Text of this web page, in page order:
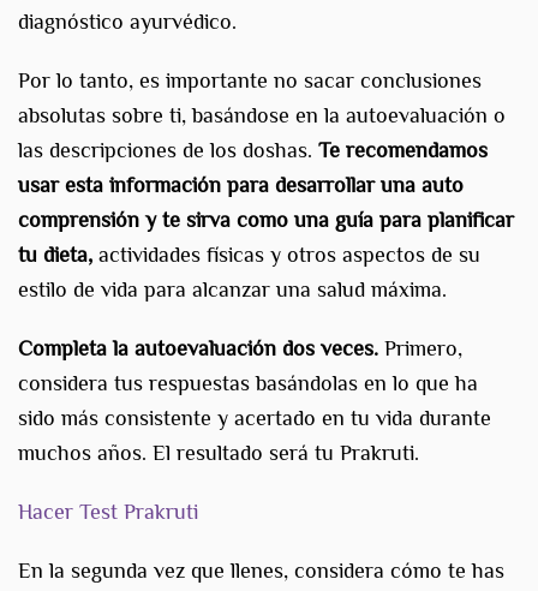
diagnóstico ayurvédico.
Por lo tanto, es importante no sacar conclusiones
absolutas sobre ti, basándose en la autoevaluación o
las descripciones de los doshas. Te recomendamos
usar esta información para desarrollar una auto
comprensión y te sirva como una guía para planificar
tu dieta, actividades físicas y otros aspectos de su
estilo de vida para alcanzar una salud máxima.
Completa la autoevaluación dos veces. Primero,
considera tus respuestas basándolas en lo que ha
sido más consistente y acertado en tu vida durante
muchos años. El resultado será tu Prakruti.
Hacer Test Prakruti
En la segunda vez que llenes, considera cómo te has